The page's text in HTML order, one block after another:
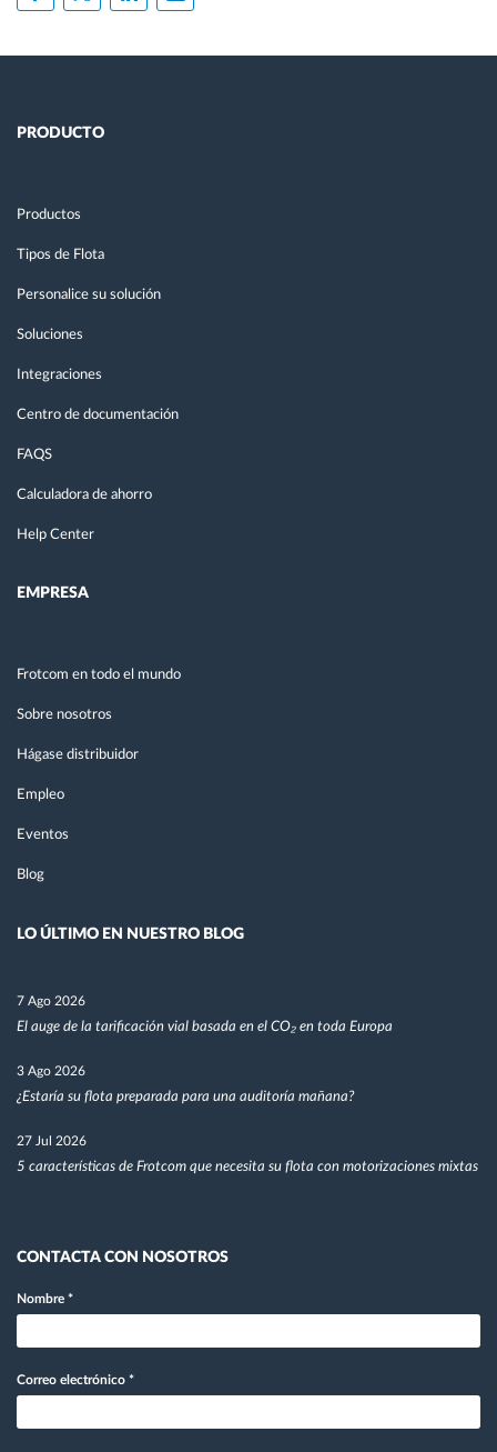
PRODUCTO
Productos
Tipos de Flota
Personalice su solución
Soluciones
Integraciones
Centro de documentación
FAQS
Calculadora de ahorro
Help Center
EMPRESA
Frotcom en todo el mundo
Sobre nosotros
Hágase distribuidor
Empleo
Eventos
Blog
LO ÚLTIMO EN NUESTRO BLOG
7 Ago 2026
El auge de la tarificación vial basada en el CO₂ en toda Europa
3 Ago 2026
¿Estaría su flota preparada para una auditoría mañana?
27 Jul 2026
5 características de Frotcom que necesita su flota con motorizaciones mixtas
CONTACTA CON NOSOTROS
Nombre *
Correo electrónico *